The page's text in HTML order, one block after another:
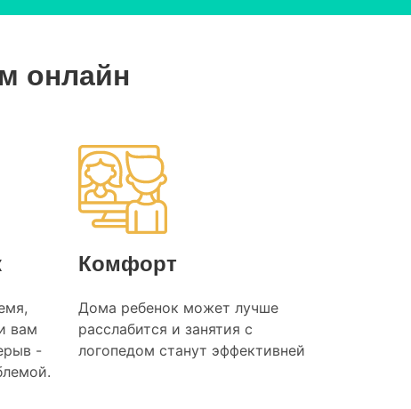
онлайн
вам
-
Комфорт
Дома ребенок может лучше
расслабится и занятия с
логопедом станут эффективней